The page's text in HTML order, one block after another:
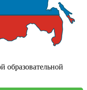
образовательной